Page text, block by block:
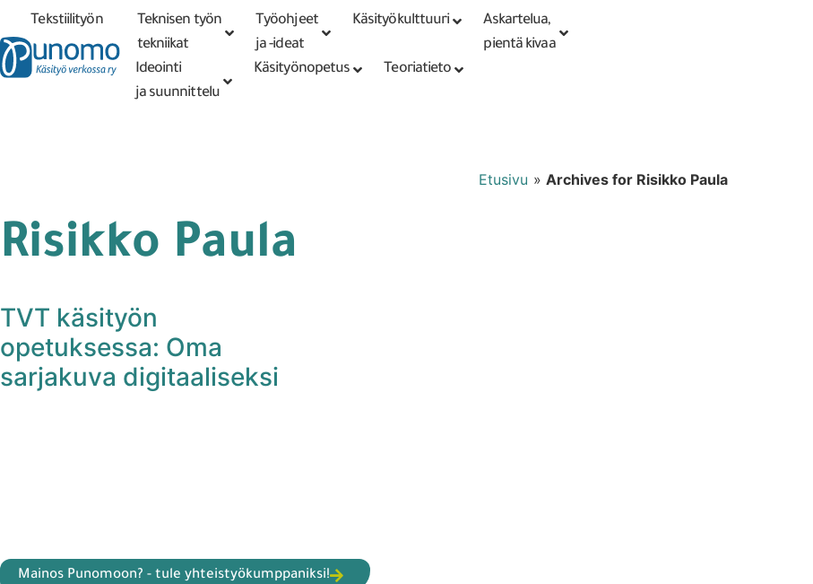
Tarkennettu PunomoputiikkiKirjaudu tai
rekisteröidy
Tekstiilityön
tekniikat
Teknisen työn
tekniikat
Työohjeet
ja -ideat
Käsityökulttuuri
Askartelua,
pientä kivaa
Ideointi
ja suunnittelu
Käsityönopetus Teoriatieto
Etusivu » Archives for Risikko Paula
Risikko Paula
TVT käsityön
opetuksessa: Oma
sarjakuva digitaaliseksi
Mainos Punomoon? - tule yhteistyökumppaniksi!